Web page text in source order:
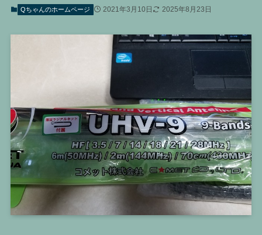
Qちゃんのホームページ 2021年3月10日 2025年8月23日